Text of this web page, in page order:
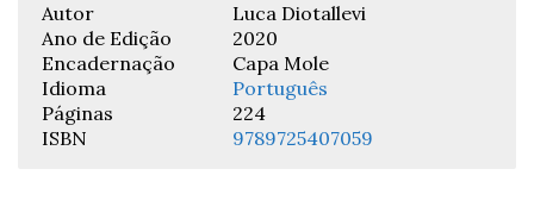
Autor
Luca Diotallevi
Ano de Edição
2020
Encadernação
Capa Mole
Idioma
Português
Páginas
224
ISBN
9789725407059